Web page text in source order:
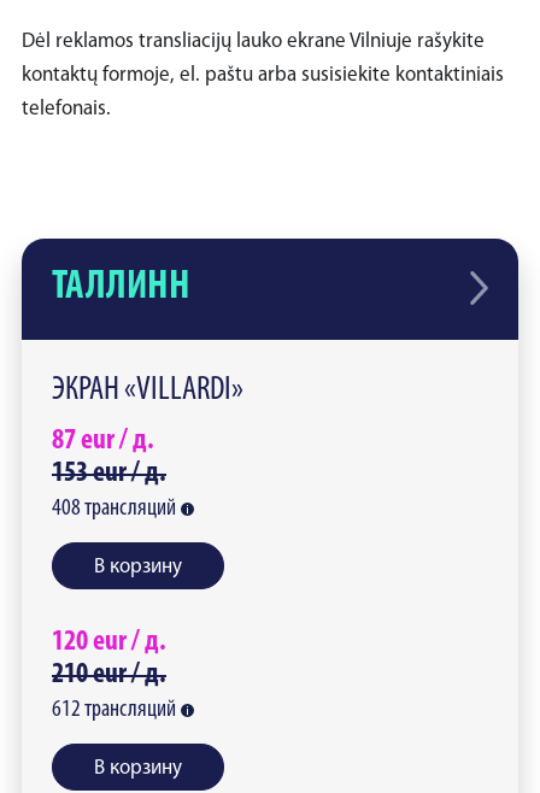
ТАЛЛИНН
ЭКРАН «VILLARDI»
87eur /д.
153eur /д.
408 трансляций
В корзину
120eur /д.
210eur /д.
612 трансляций
В корзину
Dėl reklamos transliacijų lauko ekrane Vilniuje rašykite
kontaktų formoje, el. paštu arba susisiekite kontaktiniais
telefonais.